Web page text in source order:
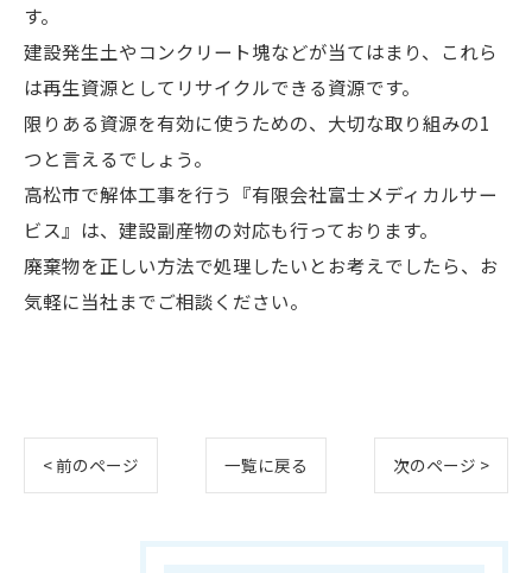
す。
建設発生土やコンクリート塊などが当てはまり、これら
は再生資源としてリサイクルできる資源です。
限りある資源を有効に使うための、大切な取り組みの1
つと言えるでしょう。
高松市で解体工事を行う『有限会社富士メディカルサー
ビス』は、建設副産物の対応も行っております。
廃棄物を正しい方法で処理したいとお考えでしたら、お
気軽に当社までご相談ください。
< 前のページ 一覧に戻る 次のページ >